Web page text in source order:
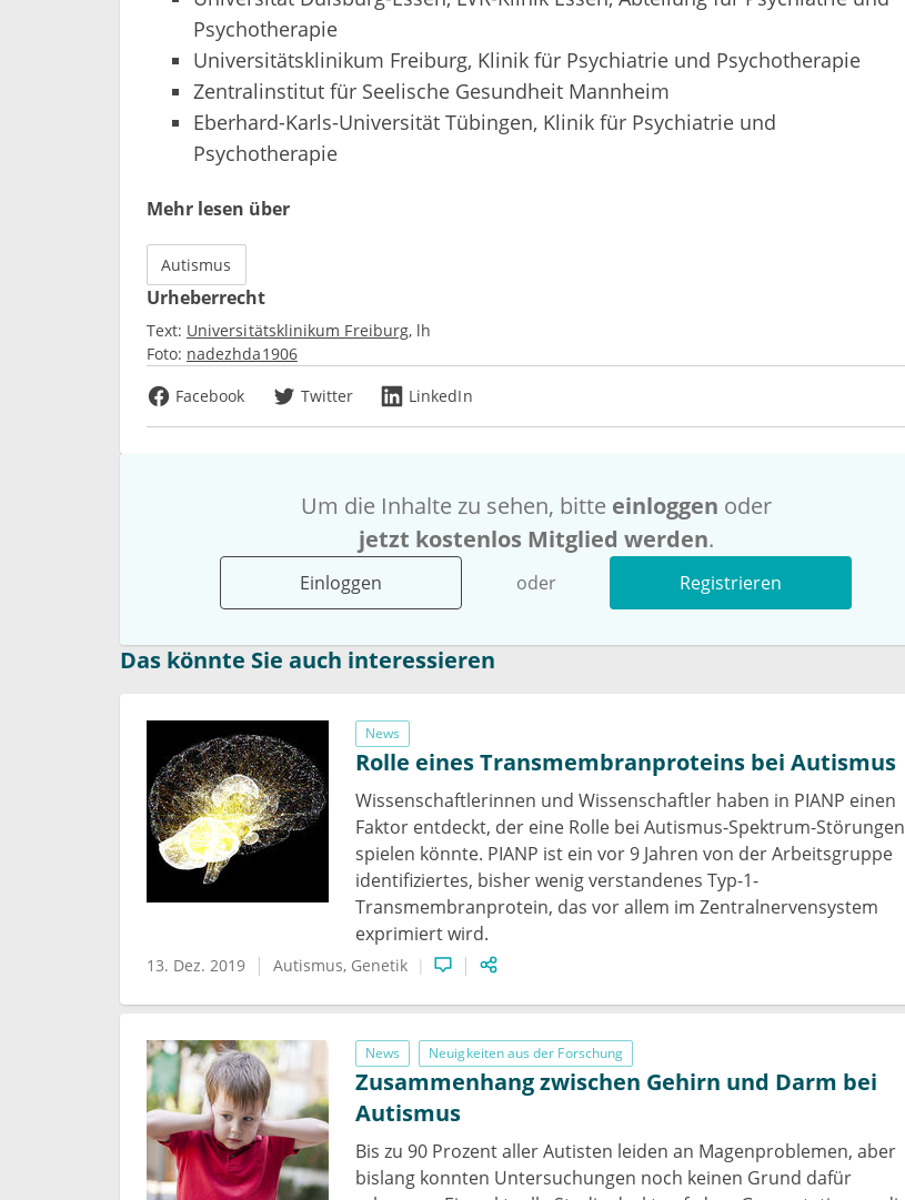
Psychotherapie
Universitätsklinikum Freiburg, Klinik für Psychiatrie und Psychotherapie
Zentralinstitut für Seelische Gesundheit Mannheim
Eberhard-Karls-Universität Tübingen, Klinik für Psychiatrie und
Psychotherapie
Mehr lesen über
Autismus
Urheberrecht
Text: Universitätsklinikum Freiburg lh
Foto: nadezhda1906
Facebook
Twitter LinkedIn
Um die Inhalte zu sehen, bitte einloggen oder
jetzt kostenlos Mitglied werden.
Einloggen oder Registrieren
Das könnte Sie auch interessieren
News
Rolle eines Transmembranproteins bei Autismus
Wissenschaftlerinnen und Wissenschaftler haben in PIANP einen
Faktor entdeckt, der eine Rolle bei Autismus-Spektrum-Störungen
spielen könnte. PIANP ist ein vor 9 Jahren von der Arbeitsgruppe
identifiziertes, bisher wenig verstandenes Typ-1-
Transmembranprotein, das vor allem im Zentralnervensystem
exprimiert wird.
13. Dez. 2019 Autismus Genetik
News Neuigkeiten aus der Forschung
Zusammenhang zwischen Gehirn und Darm bei
Autismus
Bis zu 90 Prozent aller Autisten leiden an Magenproblemen, aber
bislang konnten Untersuchungen noch keinen Grund dafür